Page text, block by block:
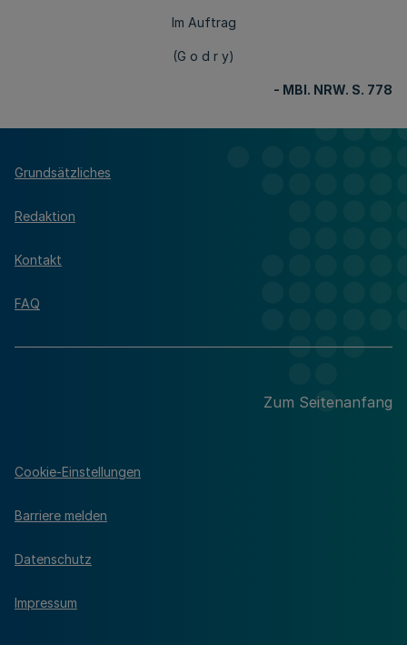
Im Auftrag
(G o d r y)
- MBl. NRW. S. 778
Grundsätzliches
Redaktion
Kontakt
FAQ
Zum Seitenanfang
Cookie-Einstellungen
Barriere melden
Datenschutz
Impressum